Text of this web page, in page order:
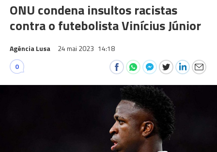
ONU condena insultos racistas
contra o futebolista Vinícius Júnior
Agência Lusa 24 mai 2023 14:18
0